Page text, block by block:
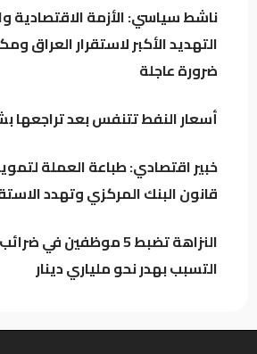
العراق يتجه لتنظيم أرباح
وترخيص المنصات الرقمية
المؤسسات والدوائر
ناشط سياسي: الأزمة الاقتصادية
التهديد الأكبر لاستقرار العراق
ضرورة عاجلة
أسعار النفط تتنفس بعد تراجعها
خبير اقتصادي: طباعة العملة
قانون البنك المركزي وتهدد
النزاهة تضبط 5 موظفين
التسبب بهدر نحو ملياري دينار